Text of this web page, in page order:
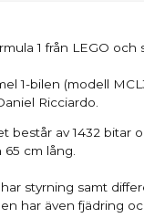
1 från LEGO och
1-bilen (modell
Ricciardo.
består av 1432 bitar
65 cm lång.
styrning samt
har även fjädring